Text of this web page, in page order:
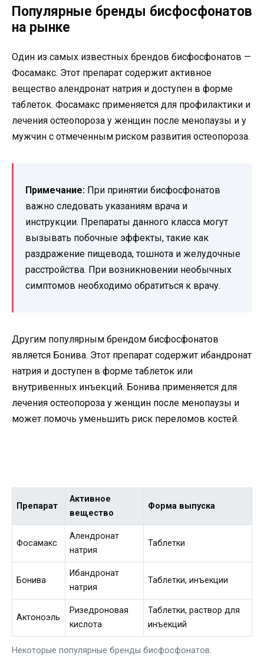
Популярные бренды бисфосфонатов
на рынке
Один из самых известных брендов бисфосфонатов —
Фосамакс. Этот препарат содержит активное
вещество алендронат натрия и доступен в форме
таблеток. Фосамакс применяется для профилактики и
лечения остеопороза у женщин после менопаузы и у
мужчин с отмеченным риском развития остеопороза.
Примечание: При принятии бисфосфонатов
важно следовать указаниям врача и
инструкции. Препараты данного класса могут
вызывать побочные эффекты, такие как
раздражение пищевода, тошнота и желудочные
расстройства. При возникновении необычных
симптомов необходимо обратиться к врачу.
Другим популярным брендом бисфосфонатов
является Бонива. Этот препарат содержит ибандронат
натрия и доступен в форме таблеток или
внутривенных инъекций. Бонива применяется для
лечения остеопороза у женщин после менопаузы и
может помочь уменьшить риск переломов костей.
Некоторые популярные бренды бисфосфонатов:
Препарат
Активное
вещество
Форма выпуска
Фосамакс
Алендронат
натрия
Таблетки
Бонива
Ибандронат
натрия
Таблетки, инъекции
Актоноэль
Ризедроновая
кислота
Таблетки, раствор для
инъекций